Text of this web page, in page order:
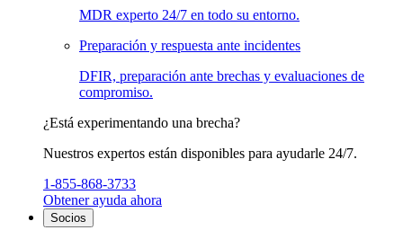
MDR experto 24/7 en todo su entorno.
Preparación y respuesta ante incidentes
DFIR, preparación ante brechas y evaluaciones de
compromiso.
¿Está experimentando una brecha?
Nuestros expertos están disponibles para ayudarle 24/7.
1-855-868-3733
Obtener ayuda ahora
Socios